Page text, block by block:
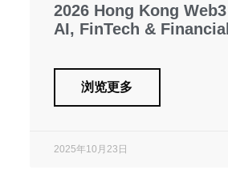
2026 Hong Kong
AI, FinTech &
浏览更多
2025年10月23日